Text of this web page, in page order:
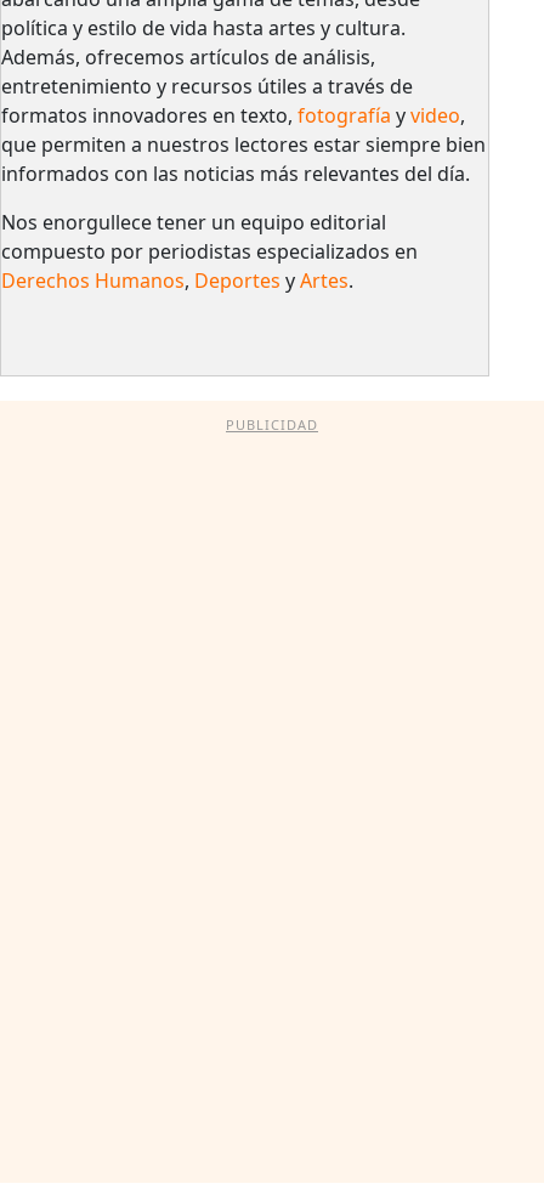
política y estilo de vida hasta artes y cultura.
Además, ofrecemos artículos de análisis,
entretenimiento y recursos útiles a través de
formatos innovadores en texto, fotografía yvideo,
que permiten a nuestros lectores estar siempre bien
informados con las noticias más relevantes del día.
Nos enorgullece tener un equipo editorial
compuesto por periodistas especializados en
Derechos Humanos, Deportes yArtes.
PUBLICIDAD